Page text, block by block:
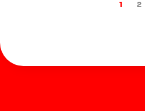
1 2